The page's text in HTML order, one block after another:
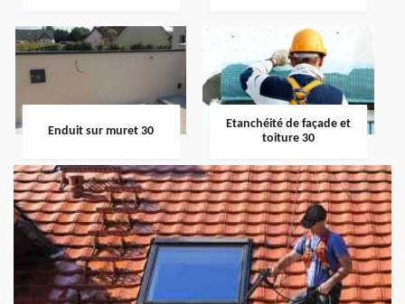
Enduit sur muret 30
Etanchéité de façade et
toiture 30